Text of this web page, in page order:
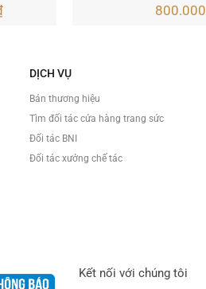
Giá
800.000
DỊCH VỤ
Bán thương hiệu
Tìm đối tác cửa hàng trang sức
Đối tác BNI
Đối tác xưởng chế tác
Kết nối với chúng tôi